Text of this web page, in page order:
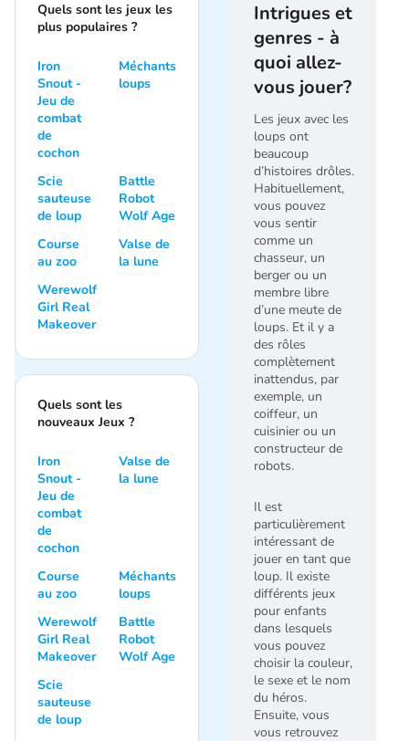
Intrigues et
genres - à
quoi allez-
vous jouer?
Les jeux avec les
loups ont
beaucoup
d’histoires drôles.
Habituellement,
vous pouvez
vous sentir
comme un
chasseur, un
berger ou un
membre libre
d’une meute de
loups. Et il y a
des rôles
complètement
inattendus, par
exemple, un
coiffeur, un
cuisinier ou un
constructeur de
robots.
Il est
particulièrement
intéressant de
jouer en tant que
loup. Il existe
différents jeux
pour enfants
dans lesquels
vous pouvez
choisir la couleur,
le sexe et le nom
du héros.
Ensuite, vous
vous retrouvez
Quels sont les jeux les
plus populaires ?
Iron
Snout -
Jeu de
combat
de
cochon
Méchants
loups
Scie
sauteuse
de loup
Battle
Robot
Wolf Age
Course
au zoo
Valse de
la lune
Werewolf
Girl Real
Makeover
Quels sont les
nouveaux Jeux ?
Iron
Snout -
Jeu de
combat
de
cochon
Valse de
la lune
Course
au zoo
Méchants
loups
Werewolf
Girl Real
Makeover
Battle
Robot
Wolf Age
Scie
sauteuse
de loup